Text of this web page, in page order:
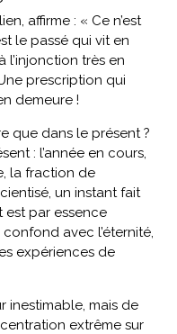
affirme : « Ce n’est
le passé qui vit en
l’injonction très en
prescription qui
demeure !
que dans le présent ?
: l’année en cours,
la fraction de
un instant fait
est par essence
avec l’éternité,
expériences de
inestimable, mais de
extrême sur